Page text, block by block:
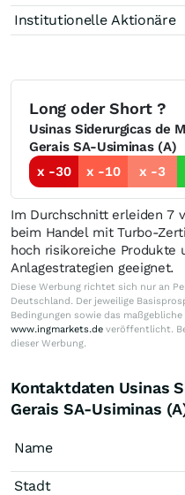
Institutionelle Aktionäre
Long oder Short ?
Usinas Siderurgicas de
Gerais SA-Usiminas (A)
x -30
x -10 x -3
Im Durchschnitt erleiden 7
beim Handel mit Turbo-
hoch risikoreiche Produkte
Anlagestrategien geeignet.
Diese Werbung richtet sich nur an
Deutschland. Der jeweilige
Bedingungen sowie das
www.ingmarkets.de veröffentlicht.
dieser Werbung.
Kontaktdaten Usinas
Gerais SA-Usiminas
Name
Stadt